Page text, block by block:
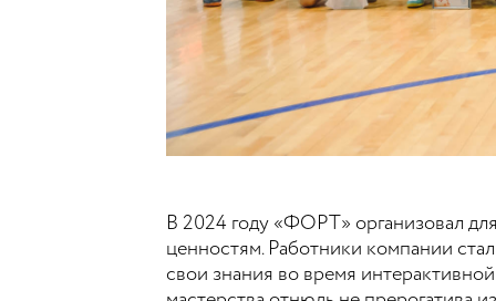
В 2024 году «ФОРТ» организовал
ценностям. Работники компании
свои знания во время